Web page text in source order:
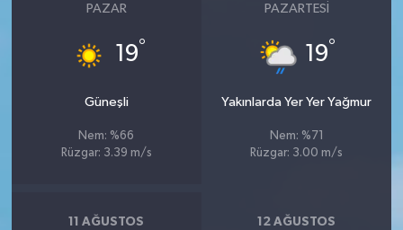
PAZAR
19°
Güneşli
Nem: %66
Rüzgar: 3.39 m/s
PAZARTESI
19°
Yakınlarda Yer Yer Yağmur
Nem: %71
Rüzgar: 3.00 m/s
11 AĞUSTOS 12 AĞUSTOS